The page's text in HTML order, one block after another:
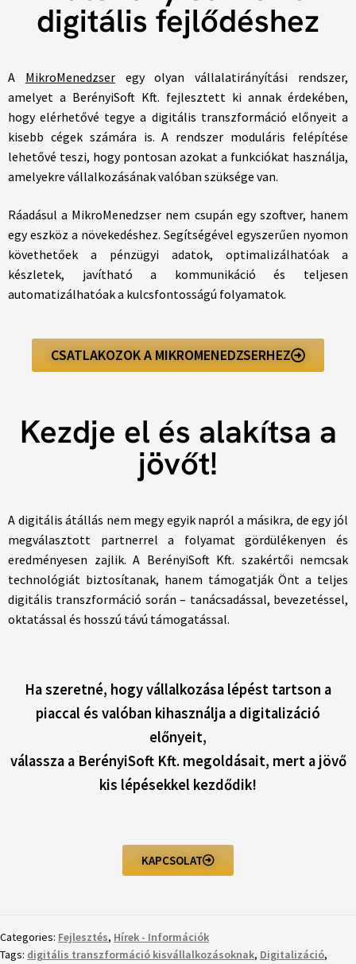
digitális fejlődéshez
A MikroMenedzseregy olyan vállalatirányítási rendszer,
amelyet a BerényiSoft Kft. fejlesztett ki annak érdekében,
hogy elérhetővé tegye a digitális transzformáció előnyeit a
kisebb cégek számára is. A rendszer moduláris felépítése
lehetővé teszi, hogy pontosan azokat a funkciókat használja,
amelyekre vállalkozásának valóban szüksége van.
Ráadásul a MikroMenedzser nem csupán egy szoftver, hanem
egy eszköz a növekedéshez. Segítségével egyszerűen nyomon
követhetőek a pénzügyi adatok, optimalizálhatóak a
készletek, javítható a kommunikáció és teljesen
automatizálhatóak a kulcsfontosságú folyamatok.
CSATLAKOZOK A MIKROMENEDZSERHEZ
Kezdje el és alakítsa a
jövőt!
A digitális átállás nem megy egyik napról a másikra, de egy jól
megválasztott partnerrel a folyamat gördülékenyen és
eredményesen zajlik. A BerényiSoft Kft. szakértői nemcsak
technológiát biztosítanak, hanem támogatják Önt a teljes
digitális transzformáció során – tanácsadással, bevezetéssel,
oktatással és hosszú távú támogatással.
Ha szeretné, hogy vállalkozása lépést tartson a
piaccal és valóban kihasználja a digitalizáció
előnyeit,
válassza a BerényiSoft Kft. megoldásait, mert a jövő
kis lépésekkel kezdődik!
KAPCSOLAT
Categories: Fejlesztés, Hírek - Információk
Tags: digitális transzformáció kisvállalkozásoknak, Digitalizáció,